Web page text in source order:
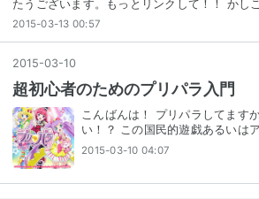
たうございます。もっとリンクして！！ かし
2015-03-13 00:57
2015-03-10
超初心者のためのプリパラ入門
こんばんは！ プリパラしてます
い！？ この国民的遊戯あるいは
2015-03-10 04:07